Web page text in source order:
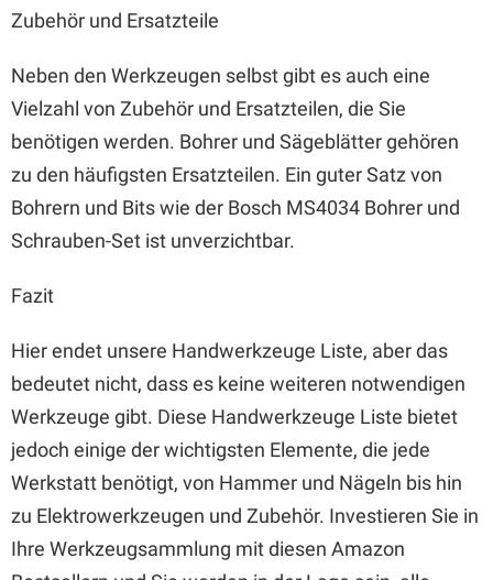
Zubehör und Ersatzteile
Neben den Werkzeugen selbst gibt es auch eine
Vielzahl von Zubehör und Ersatzteilen, die Sie
benötigen werden. Bohrer und Sägeblätter gehören
zu den häufigsten Ersatzteilen. Ein guter Satz von
Bohrern und Bits wie der Bosch MS4034 Bohrer und
Schrauben-Set ist unverzichtbar.
Fazit
Hier endet unsere Handwerkzeuge Liste, aber das
bedeutet nicht, dass es keine weiteren notwendigen
Werkzeuge gibt. Diese Handwerkzeuge Liste bietet
jedoch einige der wichtigsten Elemente, die jede
Werkstatt benötigt, von Hammer und Nägeln bis hin
zu Elektrowerkzeugen und Zubehör. Investieren Sie in
Ihre Werkzeugsammlung mit diesen Amazon